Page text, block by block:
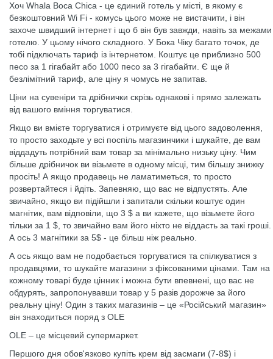
Хоч Whala Boca Chica - це єдиний готель у місті, в якому є
безкоштовний Wi Fi - комусь цього може не вистачити, і він
захоче швидший інтернет і що б він був завжди, навіть за межами
готелю. У цьому нічого складного. У Бока Чіку багато точок, де
тобі підключать тариф із інтернетом. Коштує це приблизно 500
песо за 1 гігабайт або 1000 песо за 3 гігабайти. Є ще й
безлімітний тариф, але ціну я чомусь не запитав.
Ціни на сувеніри та дрібнички скрізь однакові і прямо залежать
від вашого вміння торгуватися.
Якщо ви вмієте торгуватися і отримуєте від цього задоволення,
то просто заходьте у всі поспіль магазинчики і шукайте, де вам
віддадуть потрібний вам товар за мінімально низьку ціну. Чим
більше дрібничок ви візьмете в одному місці, тим більшу знижку
просіть! А якщо продавець не ламатиметься, то просто
розвертайтеся і йдіть. Запевняю, що вас не відпустять. Але
звичайно, якщо ви підійшли і запитали скільки коштує один
магнітик, вам відповіли, що 3 $ а ви кажете, що візьмете його
тільки за 1 $, то звичайно вам його ніхто не віддасть за такі гроші.
А ось 3 магнітики за 5$ - це більш ніж реально.
А ось якщо вам не подобається торгуватися та спілкуватися з
продавцями, то шукайте магазини з фіксованими цінами. Там на
кожному товарі буде цінник і можна бути впевнені, що вас не
обдурять, запропонувавши товар у 5 разів дорожче за його
реальну ціну! Один з таких магазинів – це «Російський магазин»
він знаходиться поряд з OLE
OLE – це місцевий супермаркет.
Першого дня обов'язково купіть крем від засмаги (7-8$) і